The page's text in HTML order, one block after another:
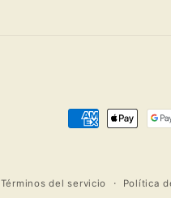
Formas
Términos del servicio Política